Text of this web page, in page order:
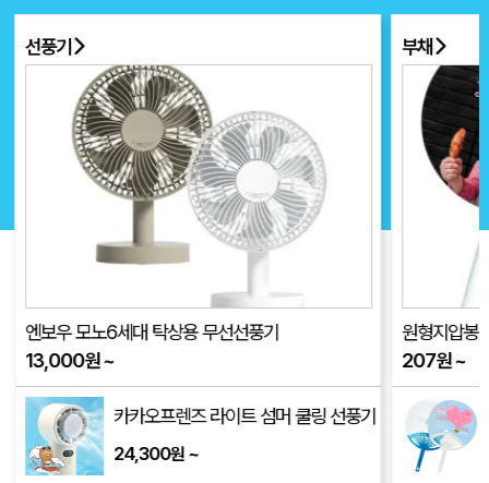
선풍기
엔보우 모노6세대 탁상용 무선선풍기
13,000원~
카카오프렌즈 라이트 섬머 쿨링 선풍기
24,300원~
부채
원형지압
207원~